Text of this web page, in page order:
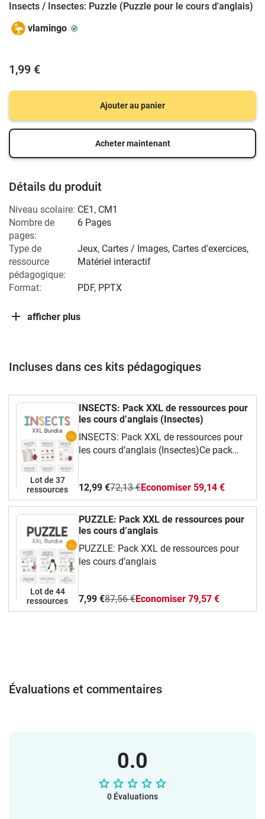
Insects / Insectes: Puzzle (Puzzle pour le cours d'anglais)
vlamingo
1,99 €
Ajouter au panier
Acheter maintenant
Détails du produit
Niveau scolaire: CE1 , CM1
Nombre de
pages:
6 Pages
Type de
ressource
pédagogique:
Jeux, Cartes / Images, Cartes d'exercices,
Matériel interactif
Format: PDF, PPTX
afficher plus
Incluses dans ces kits pédagogiques
Lot de 37
ressources
INSECTS: Pack XXL de ressources pour
les cours d’anglais (Insectes)
INSECTS: Pack XXL de ressources pour
les cours d’anglais (Insectes)Ce pack
utiliser en classe d’anglais.Tu y
trouveras :Des cartes de vocabulaire
illustrées (flashcards) pour apprendre les
mots essentiels,Des jeux amusants :
Who has…?,Des fiches d’activités
différenciées, pour tous les niveaux,Des
découper pour des activités manuelles et
créatives.Ce pack permet de travailler :Le
de l’Éducation nationale.Tous les
besoins. Amuse-toi bien avec ce matériel
en classe !L’équipe vlamingo
12,99 €72,13 €Economiser 59,14 €
Lot de 44
ressources
PUZZLE: Pack XXL de ressources pour
les cours d’anglais
PUZZLE: Pack XXL de ressources pour
les cours d’anglais
7,99 €87,56 €Economiser 79,57 €
Évaluations et commentaires
0.0
0 Évaluations